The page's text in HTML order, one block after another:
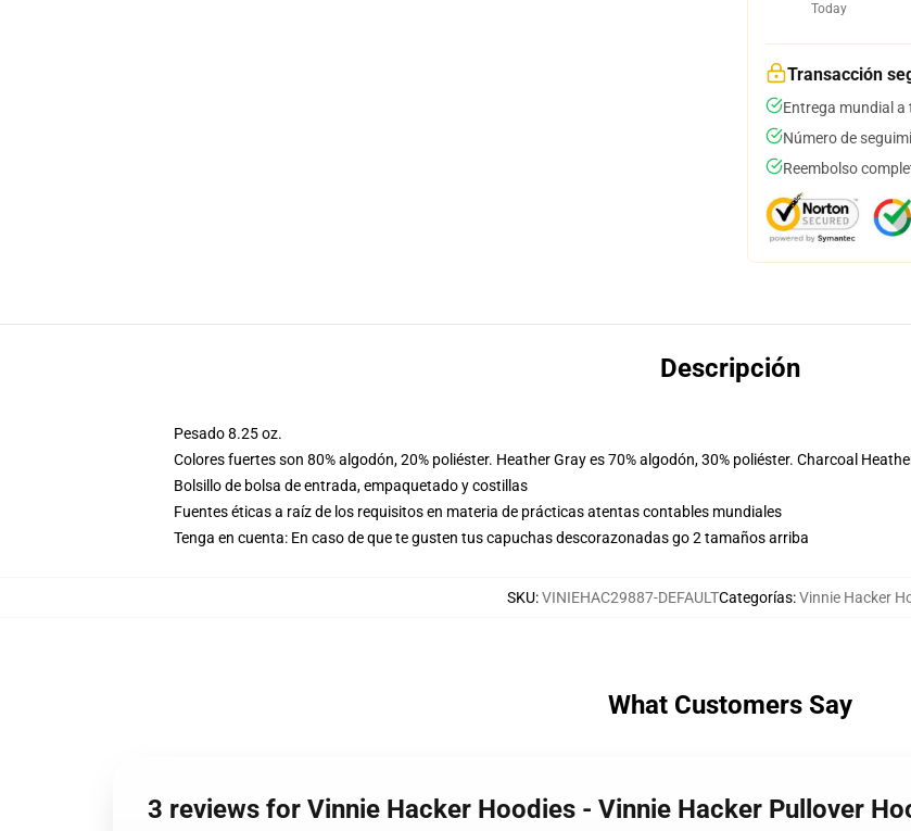
Today
Transacción
Entrega mundial a
Número de
Reembolso
Descripción
Pesado 8.25 oz.
Colores fuertes son 80% algodón, 20% poliéster. Heather Gray es 70% algodón, 30% poliéster. Charcoal
Bolsillo de bolsa de entrada, empaquetado y costillas
Fuentes éticas a raíz de los requisitos en materia de prácticas atentas contables mundiales
Tenga en cuenta: En caso de que te gusten tus capuchas descorazonadas go 2 tamaños arriba
SKU:VINIEHAC29887-DEFAULTCategorías:Vinnie Hacker
What Customers Say
3 reviews for Vinnie Hacker Hoodies - Vinnie Hacker Pullover